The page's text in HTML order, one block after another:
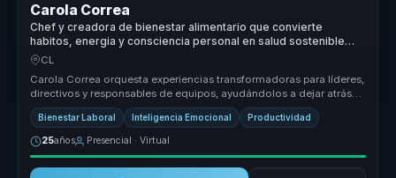
Carola Correa
Chef y creadora de bienestar alimentario que convierte
habitos, energia y consciencia personal en salud sostenible
para equipos.
CL
Carola Correa orquesta experiencias transformadoras para líderes,
directivos y responsables de equipos, ayudándolos a dejar atrás
equipos...
Bienestar Laboral Inteligencia Emocional Productividad
25años Presencial · Virtual